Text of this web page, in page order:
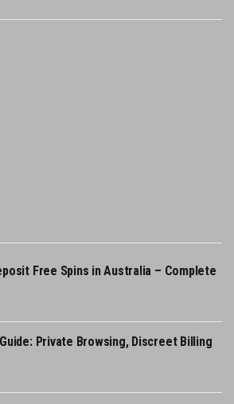
Free Spins in Australia – Complete
Private Browsing, Discreet Billing